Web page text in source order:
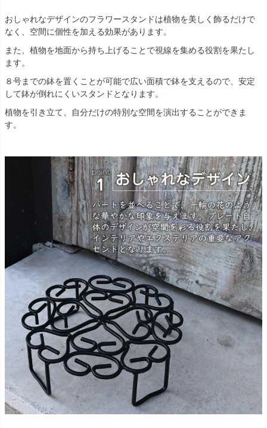
おしゃれなデザインのフラワースタンドは植物を美しく飾るだけで
なく、空間に個性を加える効果があります。
また、植物を地面から持ち上げることで視線を集める役割を果たし
ます。
８号までの鉢を置くことが可能で広い面積で鉢を支えるので、安定
して鉢が倒れにくいスタンドとなります。
植物を引き立て、自分だけの特別な空間を演出することができま
す。